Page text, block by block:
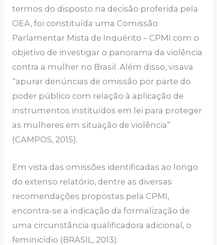
termos do disposto na decisão proferida pela
OEA, foi constituída uma Comissão
Parlamentar Mista de Inquérito – CPMI com o
objetivo de investigar o panorama da violência
contra a mulher no Brasil. Além disso, visava
“apurar denúncias de omissão por parte do
poder público com relação à aplicação de
instrumentos instituídos em lei para proteger
as mulheres em situação de violência”
(CAMPOS, 2015).
Em vista das omissões identificadas ao longo
do extenso relatório, dentre as diversas
recomendações propostas pela CPMI,
encontra-se a indicação da formalização de
uma circunstância qualificadora adicional, o
feminicídio (BRASIL, 2013):